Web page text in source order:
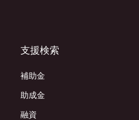
支援検索
補助金
助成金
融資